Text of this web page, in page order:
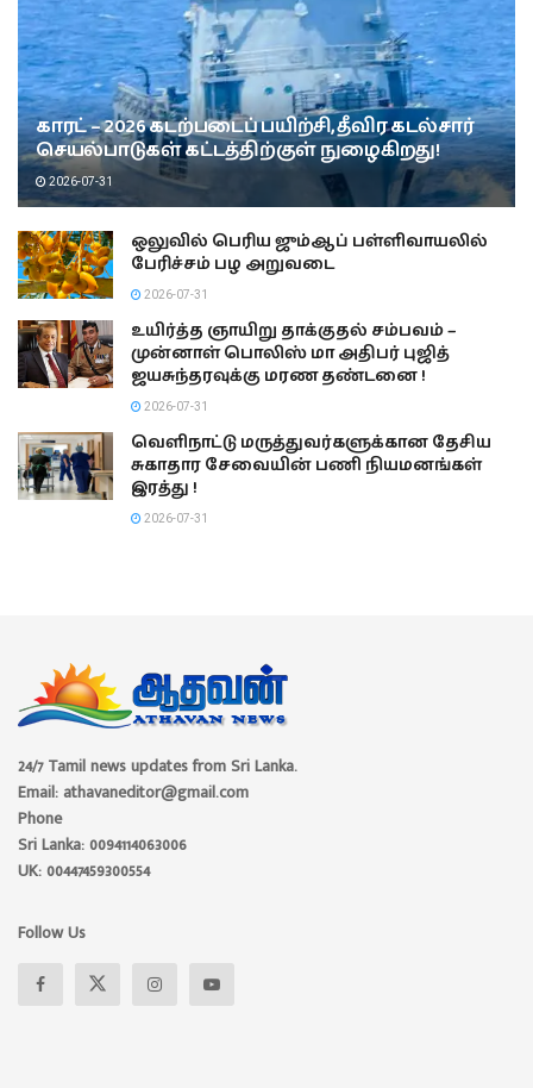
காரட் – 2026 கடற்படைப் பயிற்சி, தீவிர கடல்சார்
செயல்பாடுகள் கட்டத்திற்குள் நுழைகிறது!
2026-07-31
ஒலுவில் பெரிய ஜும்ஆப் பள்ளிவாயலில்
பேரிச்சம் பழ அறுவடை
2026-07-31
உயிர்த்த ஞாயிறு தாக்குதல் சம்பவம் –
முன்னாள் பொலிஸ் மா அதிபர் புஜித்
ஜயசுந்தரவுக்கு மரண தண்டனை !
2026-07-31
வெளிநாட்டு மருத்துவர்களுக்கான தேசிய
சுகாதார சேவையின் பணி நியமனங்கள்
இரத்து !
2026-07-31
24/7 Tamil news updates from Sri Lanka.
Email: athavaneditor@gmail.com
Phone
Sri Lanka: 0094114063006
UK: 00447459300554
Follow Us